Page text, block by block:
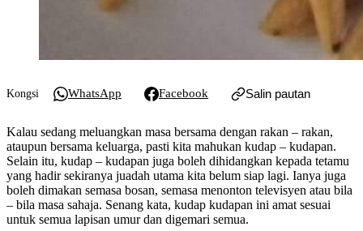
Kongsi WhatsApp Facebook Salin pautan
Kalau sedang meluangkan masa bersama dengan rakan – rakan,
ataupun bersama keluarga, pasti kita mahukan kudap – kudapan.
Selain itu, kudap – kudapan juga boleh dihidangkan kepada tetamu
yang hadir sekiranya juadah utama kita belum siap lagi. Ianya juga
boleh dimakan semasa bosan, semasa menonton televisyen atau bila
– bila masa sahaja. Senang kata, kudap kudapan ini amat sesuai
untuk semua lapisan umur dan digemari semua.